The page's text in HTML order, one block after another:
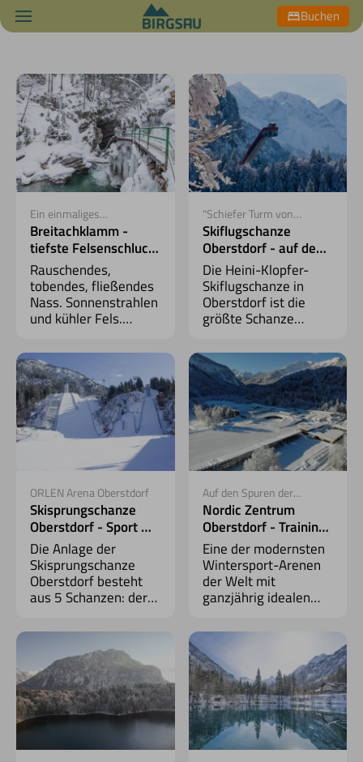
Buchen
Ein einmaliges
Naturerlebnis
Breitachklamm -
tiefste Felsenschlucht
Mitteleuropas
Rauschendes,
tobendes, fließendes
Nass. Sonnenstrahlen
und kühler Fels.
Schneegestöber.
"Schiefer Turm von
Oberstdorf"
Skiflugschanze
Oberstdorf - auf den
Spuren der Profis
Die Heini-Klopfer-
Skiflugschanze in
Oberstdorf ist die
größte Schanze
eine der größten
weltweit.
ORLEN Arena Oberstdorf
Skisprungschanze
Oberstdorf - Sport mit
Weitblick
Die Anlage der
Skisprungschanze
Oberstdorf besteht
aus 5 Schanzen: der
Normalschanze und
drei kleineren
Schanzen.
Auf den Spuren der
Weltmeister...
Nordic Zentrum
Oberstdorf - Training
auf Profi-Loipen
Eine der modernsten
Wintersport-Arenen
der Welt mit
ganzjährig idealen
Spitzen- und
Nachwuchssportler.